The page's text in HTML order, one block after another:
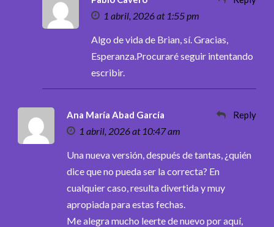
1 abril, 2026 at 1:55 pm
Algo de vida de Brian, sí. Gracias,
Esperanza.Procuraré seguir intentando
escribir.
Ana María Abad García
1 abril, 2026 at 10:47 am
Reply
Una nueva versión, después de tantas, ¿quién
dice que no pueda ser la correcta? En
cualquier caso, resulta divertida y muy
apropiada para estas fechas.
Me alegra mucho leerte de nuevo por aquí,